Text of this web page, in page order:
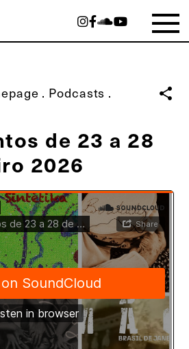
. Podcasts .
share
de 23 a 28
2026